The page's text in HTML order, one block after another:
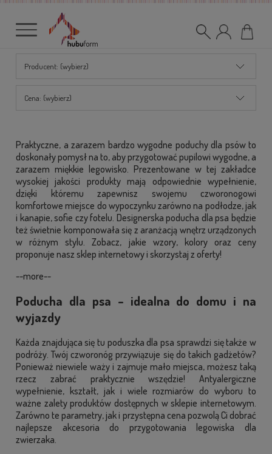
Producent: (wybierz)
Cena: (wybierz)
Praktyczne, a zarazem bardzo wygodne poduchy dla psów to
doskonały pomysł na to, aby przygotować pupilowi wygodne, a
zarazem miękkie legowisko. Prezentowane w tej zakładce
wysokiej jakości produkty mają odpowiednie wypełnienie,
dzięki któremu zapewnisz swojemu czworonogowi
komfortowe miejsce do wypoczynku zarówno na podłodze, jak
i kanapie, sofie czy fotelu. Designerska poducha dla psa będzie
też świetnie komponowała się z aranżacją wnętrz urządzonych
w różnym stylu. Zobacz, jakie wzory, kolory oraz ceny
proponuje nasz sklep internetowy i skorzystaj z oferty!
--more--
Poducha dla psa – idealna do domu i na
wyjazdy
Każda znajdująca się tu poduszka dla psa sprawdzi się także w
podróży. Twój czworonóg przywiązuje się do takich gadżetów?
Ponieważ niewiele waży i zajmuje mało miejsca, możesz taką
rzecz zabrać praktycznie wszędzie! Antyalergiczne
wypełnienie, kształt, jak i wiele rozmiarów do wyboru to
ważne zalety produktów dostępnych w sklepie internetowym.
Zarówno te parametry, jak i przystępna cena pozwolą Ci dobrać
najlepsze akcesoria do przygotowania legowiska dla
zwierzaka.